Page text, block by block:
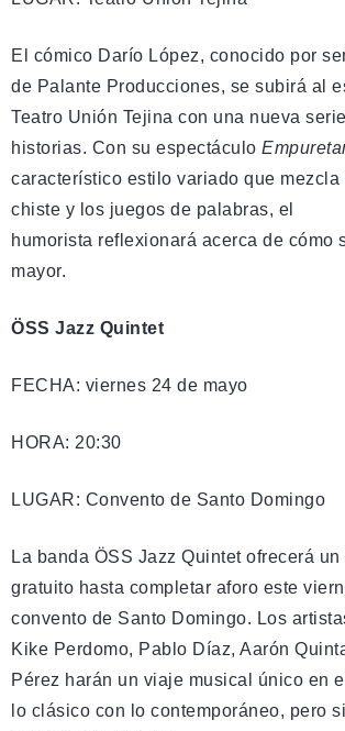
El cómico Darío López, conocido por
de Palante Producciones, se subirá al
Teatro Unión Tejina con una nueva
historias. Con su espectáculo
característico estilo variado que mezcla
chiste y los juegos de palabras, el
humorista reflexionará acerca de cómo
mayor.
ÖSS Jazz Quintet
FECHA: viernes 24 de mayo
HORA: 20:30
LUGAR: Convento de Santo Domingo
La banda ÖSS Jazz Quintet ofrecerá
gratuito hasta completar aforo este
convento de Santo Domingo. Los
Kike Perdomo, Pablo Díaz, Aarón
Pérez harán un viaje musical único en
lo clásico con lo contemporáneo, pero